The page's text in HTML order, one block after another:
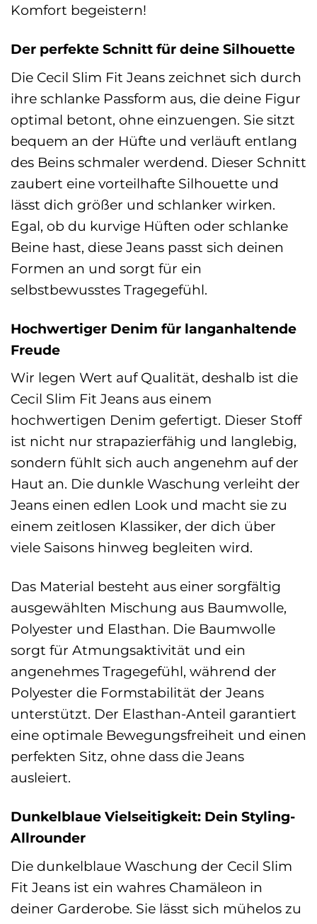
Komfort begeistern!
Der perfekte Schnitt für deine Silhouette
Die Cecil Slim Fit Jeans zeichnet sich durch
ihre schlanke Passform aus, die deine Figur
optimal betont, ohne einzuengen. Sie sitzt
bequem an der Hüfte und verläuft entlang
des Beins schmaler werdend. Dieser Schnitt
zaubert eine vorteilhafte Silhouette und
lässt dich größer und schlanker wirken.
Egal, ob du kurvige Hüften oder schlanke
Beine hast, diese Jeans passt sich deinen
Formen an und sorgt für ein
selbstbewusstes Tragegefühl.
Hochwertiger Denim für langanhaltende
Freude
Wir legen Wert auf Qualität, deshalb ist die
Cecil Slim Fit Jeans aus einem
hochwertigen Denim gefertigt. Dieser Stoff
ist nicht nur strapazierfähig und langlebig,
sondern fühlt sich auch angenehm auf der
Haut an. Die dunkle Waschung verleiht der
Jeans einen edlen Look und macht sie zu
einem zeitlosen Klassiker, der dich über
viele Saisons hinweg begleiten wird.
Das Material besteht aus einer sorgfältig
ausgewählten Mischung aus Baumwolle,
Polyester und Elasthan. Die Baumwolle
sorgt für Atmungsaktivität und ein
angenehmes Tragegefühl, während der
Polyester die Formstabilität der Jeans
unterstützt. Der Elasthan-Anteil garantiert
eine optimale Bewegungsfreiheit und einen
perfekten Sitz, ohne dass die Jeans
ausleiert.
Dunkelblaue Vielseitigkeit: Dein Styling-
Allrounder
Die dunkelblaue Waschung der Cecil Slim
Fit Jeans ist ein wahres Chamäleon in
deiner Garderobe. Sie lässt sich mühelos zu